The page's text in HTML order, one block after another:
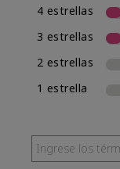
4 estrellas
3 estrellas
2 estrellas
1 estrella